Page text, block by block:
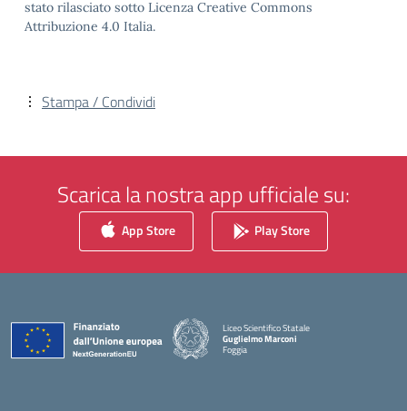
stato rilasciato sotto Licenza Creative Commons
Attribuzione 4.0 Italia.
Stampa / Condividi
Scarica la nostra app ufficiale su:
App Store Play Store
Liceo Scientifico Statale
Guglielmo Marconi
Foggia
— Visita la pagina iniziale della scuola